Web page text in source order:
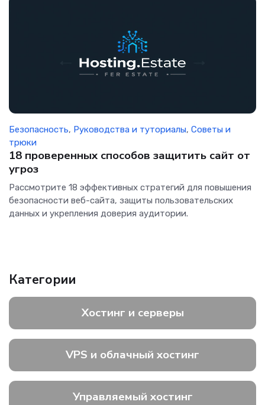
Безопасность, Руководства и туториалы, Советы и
трюки
18 проверенных способов защитить сайт от
угроз
Рассмотрите 18 эффективных стратегий для повышения
безопасности веб-сайта, защиты пользовательских
данных и укрепления доверия аудитории.
Категории
Хостинг и серверы
VPS и облачный хостинг
Управляемый хостинг